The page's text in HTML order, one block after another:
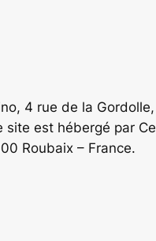
4 rue de la Gordolle,
site est hébergé par Ce
Roubaix – France.